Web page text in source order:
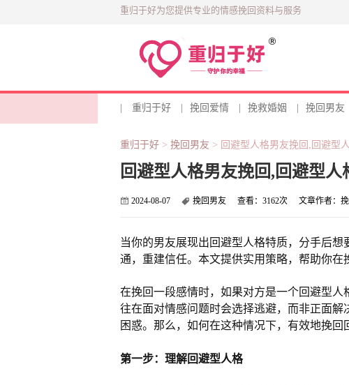
重归于好为您提供专业的情感挽回资料与服务
重归于好 挽回爱情 挽救婚姻 挽回男友
重归于好> 挽回男友 > 回避型人格男友挽回,回避型
回避型人格男友挽回,回避型人
2024-08-07 挽回男友 查看： 3162次 文章作者：
当你的男友展现出回避型人格特质，分手后
通，重建信任。本文提供实用策略，帮助你在
在挽回一段感情时，如果对方是一个回避型
往在面对情感问题时会选择逃避，而非正面
困惑。那么，如何在这种情况下，有效地挽回
第一步：理解回避型人格